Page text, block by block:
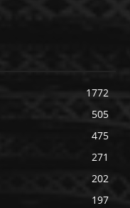
1772
505
475
271
202
197